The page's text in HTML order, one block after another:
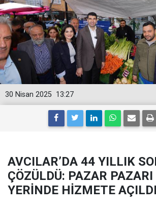
13:27
30 Nisan 2025
AVCILAR’DA 44 YILLIK
ÇÖZÜLDÜ: PAZAR
YERİNDE HİZMETE AÇILDI